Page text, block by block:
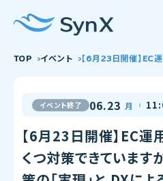
TOP イベント 【6月23日開催】EC
イベント終了 06.23 月
【6月23日開催】EC運
くつ対策できています